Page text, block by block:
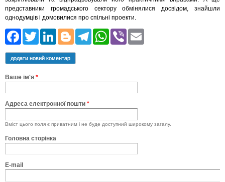
представники громадського сектору обмінялися досвідом, знайшли
однодумців і домовилися про спільні проекти.
Facebook
Twitter
LinkedIn
Blogger
Telegram
WhatsApp
Viber
додати новий коментар
Ваше ім'я *
Адреса електронної пошти *
Вміст цього поля є приватним і не буде доступний широкому загалу.
Головна сторінка
E-mail